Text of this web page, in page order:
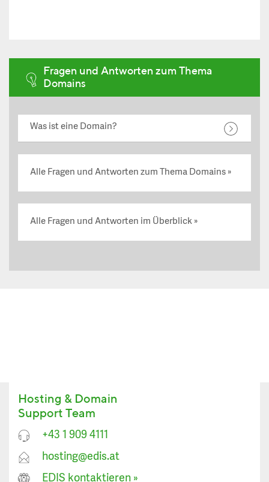
Fragen und Antworten zum Thema
Domains
Was ist eine Domain?
Alle Fragen und Antworten zum Thema Domains
Alle Fragen und Antworten im Überblick
Hosting & Domain
Support Team
+43 1 909 4111
hosting@edis.at
EDIS kontaktieren »